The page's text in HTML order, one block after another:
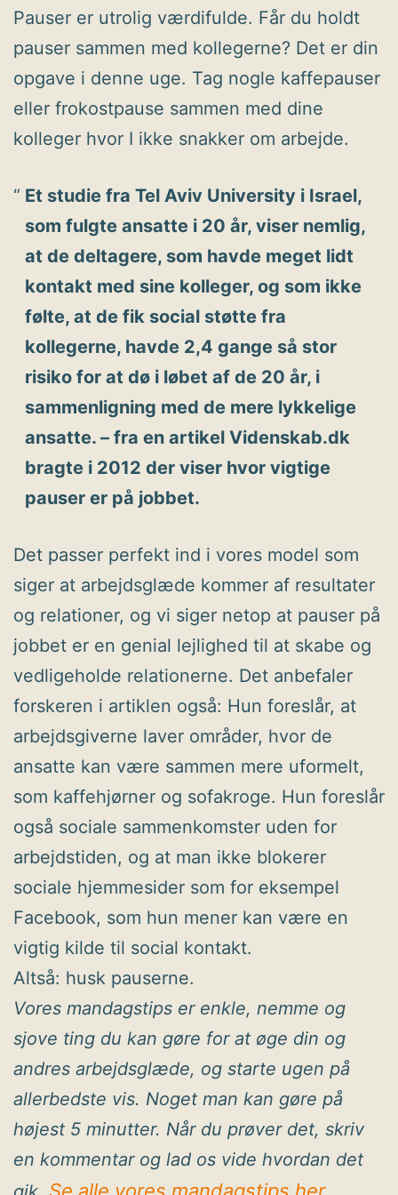
Pauser er utrolig værdifulde. Får du holdt
pauser sammen med kollegerne? Det er din
opgave i denne uge. Tag nogle kaffepauser
eller frokostpause sammen med dine
kolleger hvor I ikke snakker om arbejde.
Et studie fra Tel Aviv University i Israel,
som fulgte ansatte i 20 år, viser nemlig,
at de deltagere, som havde meget lidt
kontakt med sine kolleger, og som ikke
følte, at de fik social støtte fra
kollegerne, havde 2,4 gange så stor
risiko for at dø i løbet af de 20 år, i
sammenligning med de mere lykkelige
ansatte. – fra en artikel Videnskab.dk
bragte i 2012 der viser hvor vigtige
pauser er på jobbet.
Det passer perfekt ind i vores model som
siger at arbejdsglæde kommer af resultater
og relationer, og vi siger netop at pauser på
jobbet er en genial lejlighed til at skabe og
vedligeholde relationerne. Det anbefaler
forskeren i artiklen også: Hun foreslår, at
arbejdsgiverne laver områder, hvor de
ansatte kan være sammen mere uformelt,
som kaffehjørner og sofakroge. Hun foreslår
også sociale sammenkomster uden for
arbejdstiden, og at man ikke blokerer
sociale hjemmesider som for eksempel
Facebook, som hun mener kan være en
vigtig kilde til social kontakt.
Altså: husk pauserne.
Vores mandagstips er enkle, nemme og
sjove ting du kan gøre for at øge din og
andres arbejdsglæde, og starte ugen på
allerbedste vis. Noget man kan gøre på
højest 5 minutter. Når du prøver det, skriv
en kommentar og lad os vide hvordan det